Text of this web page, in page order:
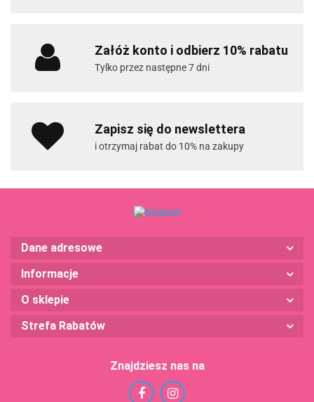
Załóż konto i odbierz 10% rabatu
Tylko przez następne 7 dni
Zapisz się do newslettera
i otrzymaj rabat do 10% na zakupy
Dane adresowe
Informacje
O sklepie
Strefa Rabatów
Znajdziesz nas na